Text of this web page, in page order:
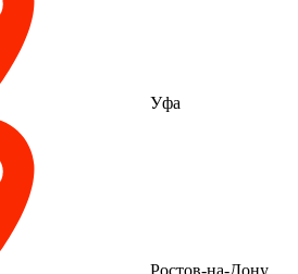
Уфа
Ростов-на-Дону